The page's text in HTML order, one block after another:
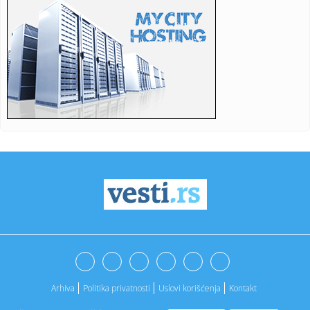
16:43:Spoljna politika Srbije
16:43:Menjaju se pravila za poreze u Srbiji! Predlog već u
Skupštini,...
16:42:BEŠIKTAŠ NE DOLAZI DA STATIRA: Čelnik otkrio veliki plan,
pa p...
Pavlović odigrao poluvreme – Stanković dobio pola sata
Bivša Gučijeva žena hitno hospitalizovana; Pozlilo joj na
16:30:Mitropolit niški Arsenije na proslavi Preobraženja
Arhiva Politika privatnosti Uslovi korišćenja Kontakt